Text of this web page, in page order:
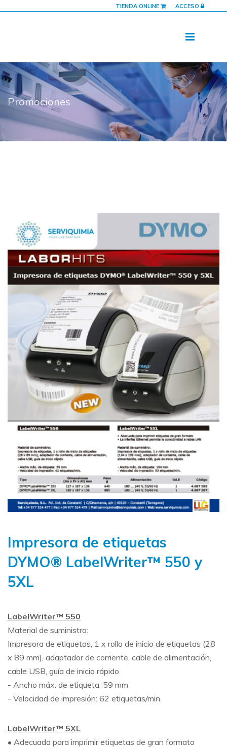
TIENDA ONLINE ACCESO
Promociones
Impresora de etiquetas
DYMO® LabelWriter™ 550 y
5XL
LabelWriter™ 550
Material de suministro:
Impresora de etiquetas, 1 x rollo de inicio de etiquetas (28
x 89 mm), adaptador de corriente, cable de alimentación,
cable USB, guía de inicio rápido
- Ancho máx. de etiqueta: 59 mm
- Velocidad de impresión: 62 etiquetas/min.
LabelWriter™ 5XL
• Adecuada para imprimir etiquetas de gran formato